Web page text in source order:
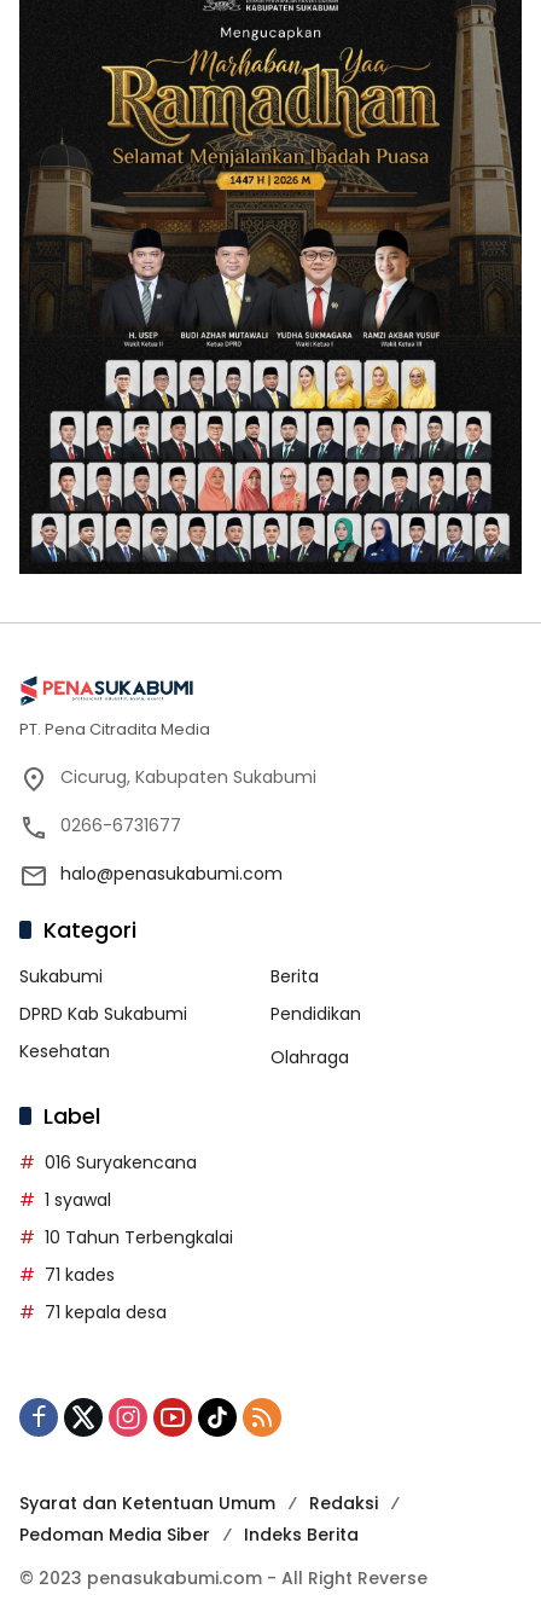
PT. Pena Citradita Media
Cicurug, Kabupaten Sukabumi
0266-6731677
halo@penasukabumi.com
Kategori
Sukabumi
Berita
DPRD Kab Sukabumi
Pendidikan
Kesehatan
Olahraga
Label
016 Suryakencana
1 syawal
10 Tahun Terbengkalai
71 kades
71 kepala desa
Syarat dan Ketentuan Umum
Redaksi
Pedoman Media Siber
Indeks Berita
© 2023 penasukabumi.com - All Right Reverse